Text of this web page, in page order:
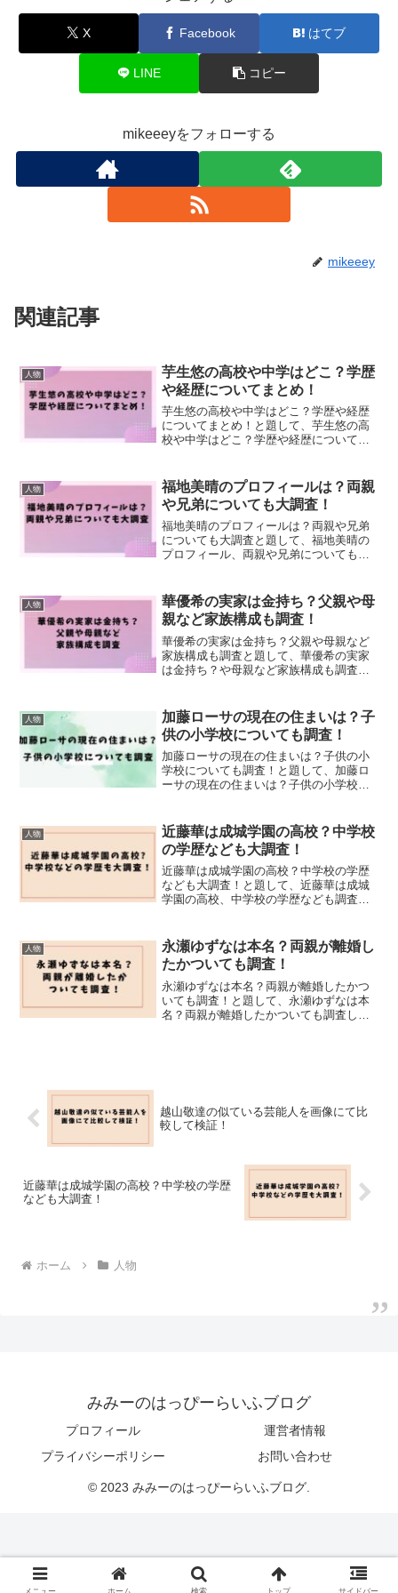
X Facebook はてブ
LINE コピー
mikeeeyをフォローする
mikeeey
関連記事
人物
芋生悠の高校や中学はどこ？学歴
や経歴についてまとめ！
芋生悠の高校や中学はどこ？学歴や経歴
についてまとめ！と題して、芋生悠の高
校や中学はどこ？学歴や経歴についてま
人物
福地美晴のプロフィールは？両親
や兄弟についても大調査！
福地美晴のプロフィールは？両親や兄弟
についても大調査と題して、福地美晴の
プロフィール、両親や兄弟についても大
人物
華優希の実家は金持ち？父親や母
親など家族構成も調査！
華優希の実家は金持ち？父親や母親など
家族構成も調査と題して、華優希の実家
は金持ち？や母親など家族構成も調査し
人物
加藤ローサの現在の住まいは？子
供の小学校についても調査！
加藤ローサの現在の住まいは？子供の小
学校についても調査！と題して、加藤ロ
ーサの現在の住まいは？子供の小学校に
人物
近藤華は成城学園の高校？中学校
の学歴なども大調査！
近藤華は成城学園の高校？中学校の学歴
なども大調査！と題して、近藤華は成城
学園の高校、中学校の学歴なども調査し
人物
永瀬ゆずなは本名？両親が離婚し
たかついても調査！
永瀬ゆずなは本名？両親が離婚したかつ
いても調査！と題して、永瀬ゆずなは本
名？両親が離婚したかついても調査しま
越山敬達の似ている芸能人を画像にて比
較して検証！
近藤華は成城学園の高校？中学校の学歴
なども大調査！
ホーム 人物
みみーのはっぴーらいふブログ
プロフィール
運営者情報
プライバシーポリシー
お問い合わせ
© 2023 みみーのはっぴーらいふブログ.
メニュー ホーム 検索 トップ サイドバー